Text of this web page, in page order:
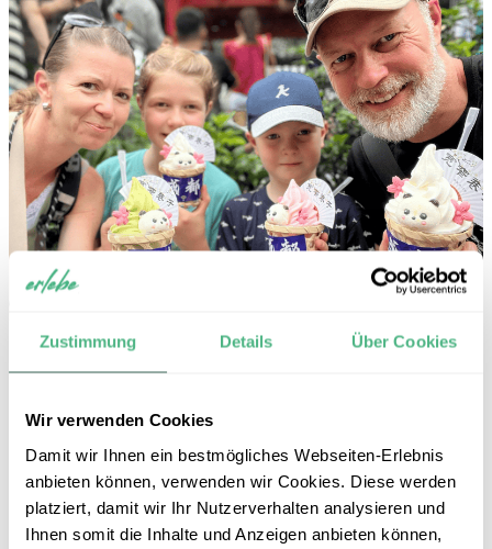
Zustimmung Details Über Cookies
Wir verwenden Cookies
Damit wir Ihnen ein bestmögliches Webseiten-Erlebnis
anbieten können, verwenden wir Cookies. Diese werden
platziert, damit wir Ihr Nutzerverhalten analysieren und
Ihnen somit die Inhalte und Anzeigen anbieten können,
Familie Langguth in China
„Als absolute Asienfans stand China für uns schon lange auf
unserer Bucket-List. Da wir seit vielen Jahren mit erlebe in den
Urlaub fahren stand auch hierbei unser Partner schnell fest.
Gesagt getan, die Route konnte mit den erfahrenen
Reisespezialistinnen schnell gefunden werden. Jeder einzelne